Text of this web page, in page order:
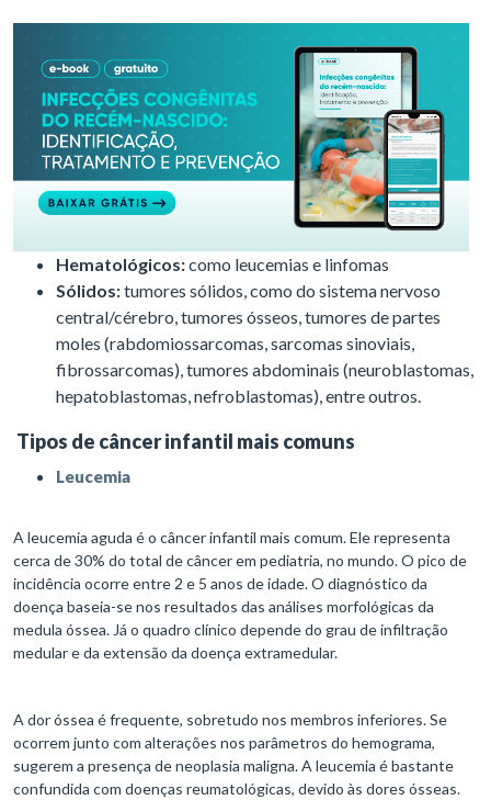
Hematológicos:como leucemias e linfomas
Sólidos:tumores sólidos, como do sistema nervoso
central/cérebro, tumores ósseos, tumores de partes
moles (rabdomiossarcomas, sarcomas sinoviais,
fibrossarcomas), tumores abdominais (neuroblastomas,
hepatoblastomas, nefroblastomas), entre outros.
Tipos de câncer infantil mais comuns
Leucemia
A leucemia aguda é o câncer infantil mais comum. Ele representa
cerca de 30% do total de câncer em pediatria, no mundo. O pico de
incidência ocorre entre 2 e 5 anos de idade. O diagnóstico da
doença baseia-se nos resultados das análises morfológicas da
medula óssea. Já o quadro clínico depende do grau de infiltração
medular e da extensão da doença extramedular.
A dor óssea é frequente, sobretudo nos membros inferiores. Se
ocorrem junto com alterações nos parâmetros do hemograma,
sugerem a presença de neoplasia maligna. A leucemia é bastante
confundida com doenças reumatológicas, devido às dores ósseas.